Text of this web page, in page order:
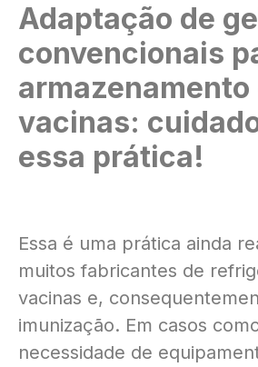
Adaptação de
convencionais
armazenamento
vacinas:
essa prática!
Essa é uma prática ainda
muitos fabricantes de
vacinas e,
imunização. Em casos
necessidade de